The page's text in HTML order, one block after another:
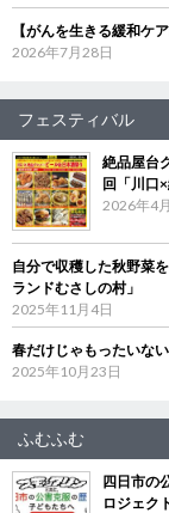
【がんを生きる緩和ケ
2026年7月28日
フェスティバル
絶品屋台
回「川口
2026年4
自分で収穫した秋野菜
ランドむさしの村」
2025年11月4日
春だけじゃもったいな
2025年10月23日
ふむふむ
四日市の
ロジェク